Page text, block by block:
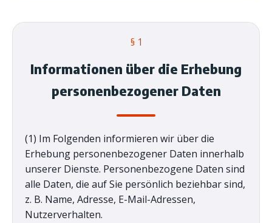
§ 1
Informationen über die Erhebung
personenbezogener Daten
(1) Im Folgenden informieren wir über die
Erhebung personenbezogener Daten innerhalb
unserer Dienste. Personenbezogene Daten sind
alle Daten, die auf Sie persönlich beziehbar sind,
z. B. Name, Adresse, E-Mail-Adressen,
Nutzerverhalten.